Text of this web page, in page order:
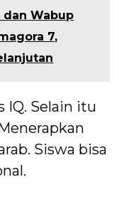
dan Wabup
7,
IQ. Selain itu
Siswa bisa